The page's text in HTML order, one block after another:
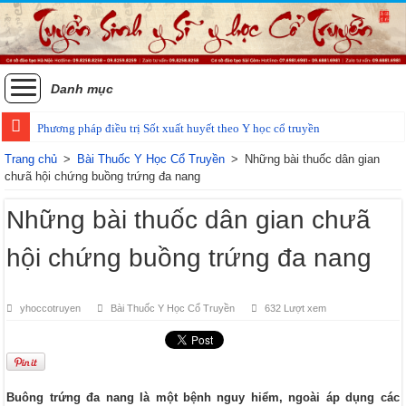
Danh mục
Phương pháp điều trị Sốt xuất huyết theo Y học cổ truyền
Các phương pháp điều trị zona thần kinh bằng Đông y
Trang chủ > Bài Thuốc Y Học Cổ Truyền > Những bài thuốc dân gian
chưã hội chứng buồng trứng đa nang
Những bài thuốc dân gian chưã
hội chứng buồng trứng đa nang
yhoccotruyen Bài Thuốc Y Học Cổ Truyền 632 Lượt xem
Buông trứng đa nang là một bệnh nguy hiểm, ngoài áp dụng các